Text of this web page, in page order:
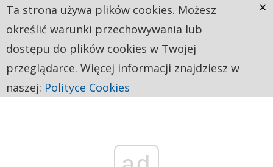
Ta strona używa plików cookies. Możesz
określić warunki przechowywania lub
dostępu do plików cookies w Twojej
przeglądarce. Więcej informacji znajdziesz w
naszej: Polityce Cookies
×